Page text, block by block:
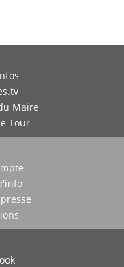
Maire
Tour